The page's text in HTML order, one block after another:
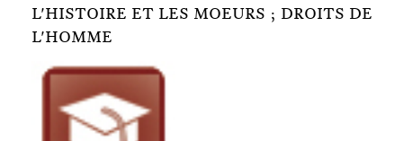
L'HISTOIRE ET LES MOEURS ; DROITS DE
L'HOMME